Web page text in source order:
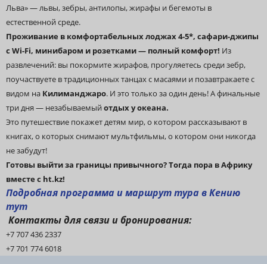
Льва» — львы, зебры, антилопы, жирафы и бегемоты в
естественной среде.
Проживание в комфортабельных лоджах 4-5*, сафари-джипы
с Wi-Fi, минибаром и розетками — полный комфорт! Из
развлечений: вы покормите жирафов, прогуляетесь среди зебр,
поучаствуете в традиционных танцах с масаями и позавтракаете с
видом на Килиманджаро. И это только за один день! А финальные
три дня — незабываемый отдых у океана.
Это путешествие покажет детям мир, о котором рассказывают в
книгах, о которых снимают мультфильмы, о котором они никогда
не забудут!
Готовы выйти за границы привычного? Тогда пора в Африку
вместе с ht.kz!
Подробная программа и маршрут тура в Кению
тут
Контакты для связи и бронирования:
+7 707 436 2337
+7 701 774 6018